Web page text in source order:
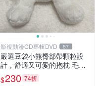
影視動漫CD專輯DVD 57
嚴選豆袋小熊臀部帶顆粒設
計，舒適又可愛的抱枕 毛絨
抱枕、臀部按摩、坐墊
$230 74折